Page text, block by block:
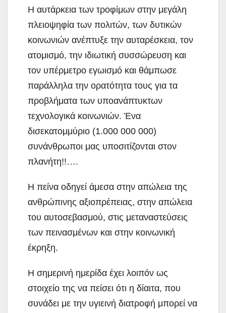
Η αυτάρκεια των τροφίμων στην μεγάλη
πλειοψηφία των πολιτών, των δυτικών
κοινωνιών ανέπτυξε την αυταρέσκεια, τον
ατομισμό, την ιδιωτική συσσώρευση και
τον υπέρμετρο εγωισμό και θάμπωσε
παράλληλα την ορατότητα τους για τα
προβλήματα των υποανάπτυκτων
τεχνολογικά κοινωνιών. Ένα
δισεκατομμύριο (1.000 000 000)
συνάνθρωποι μας υποσιτίζονται στον
πλανήτη!!….
Η πείνα οδηγεί άμεσα στην απώλεια της
ανθρώπινης αξιοπρέπειας, στην απώλεια
του αυτοσεβασμού, στις μεταναστεύσεις
των πεινασμένων και στην κοινωνική
έκρηξη.
Η σημερινή ημερίδα έχει λοιπόν ως
στοιχείο της να πείσει ότι η δίαιτα, που
συνάδει με την υγιεινή διατροφή μπορεί να